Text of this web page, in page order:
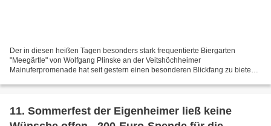
Der in diesen heißen Tagen besonders stark frequentierte Biergarten
"Meegärtle" von Wolfgang Plinske an der Veitshöchheimer
Mainuferpromenade hat seit gestern einen besonderen Blickfang zu bieten.
11. Sommerfest der Eigenheimer ließ keine